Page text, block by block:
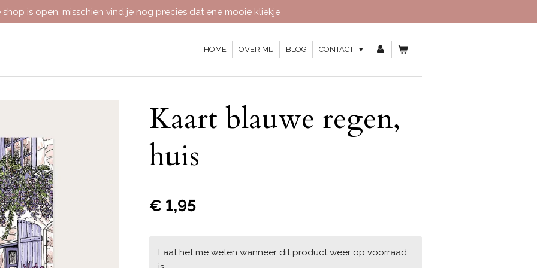
shop is open, misschien vind je nog precies dat ene mooie kliekje
HOME OVER MIJ BLOG CONTACT
Kaart blauwe regen,
huis
€ 1,95
Laat het me weten wanneer dit product weer op voorraad